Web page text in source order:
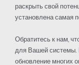
раскрыть свой
установлена самая
Обратитесь к нам,
для Вашей системы.
обновление многих